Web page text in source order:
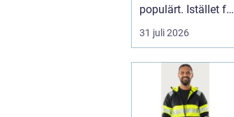
populärt. Istället för
a...
31 juli 2026